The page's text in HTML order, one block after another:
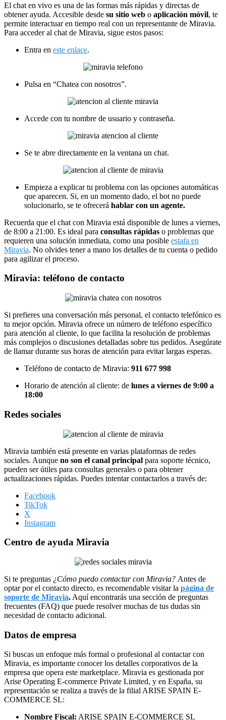
El chat en vivo es una de las formas más rápidas y directas de
obtener ayuda. Accesible desde su sitio web o aplicación móvil, te
permite interactuar en tiempo real con un representante de Miravia.
Para acceder al chat de Miravia, sigue estos pasos:
Entra en este enlace.
Pulsa en “Chatea con nosotros”.
Accede con tu nombre de usuario y contraseña.
Se te abre directamente en la ventana un chat.
Empieza a explicar tu problema con las opciones automáticas
que aparecen. Si, en un momento dado, el bot no puede
solucionarlo, se te ofrecerá hablar con un agente.
Recuerda que el chat con Miravia está disponible de lunes a viernes,
de 8:00 a 21:00. Es ideal para consultas rápidas o problemas que
requieren una solución inmediata, como una posible estafa en
Miravia. No olvides tener a mano los detalles de tu cuenta o pedido
para agilizar el proceso.
Miravia: teléfono de contacto
Si prefieres una conversación más personal, el contacto telefónico es
tu mejor opción. Miravia ofrece un número de teléfono específico
para atención al cliente, lo que facilita la resolución de problemas
más complejos o discusiones detalladas sobre tus pedidos. Asegúrate
de llamar durante sus horas de atención para evitar largas esperas.
Teléfono de contacto de Miravia: 911 677 998
Horario de atención al cliente: de lunes a viernes de 9:00 a
18:00
Redes sociales
Miravia también está presente en varias plataformas de redes
sociales. Aunque no son el canal principal para soporte técnico,
pueden ser útiles para consultas generales o para obtener
actualizaciones rápidas. Puedes intentar contactarlos a través de:
Facebook
TikTok
X
Instagram
Centro de ayuda Miravia
Si te preguntas ¿Cómo puedo contactar con Miravia? Antes de
optar por el contacto directo, es recomendable visitar la página de
soporte de Miravia. Aquí encontrarás una sección de preguntas
frecuentes (FAQ) que puede resolver muchas de tus dudas sin
necesidad de contacto adicional.
Datos de empresa
Si buscas un enfoque más formal o profesional al contactar con
Miravia, es importante conocer los detalles corporativos de la
empresa que opera este marketplace. Miravia es gestionada por
Arise Operating E-commerce Private Limited, y en España, su
representación se realiza a través de la filial ARISE SPAIN E-
COMMERCE SL:
Nombre Fiscal: ARISE SPAIN E-COMMERCE SL